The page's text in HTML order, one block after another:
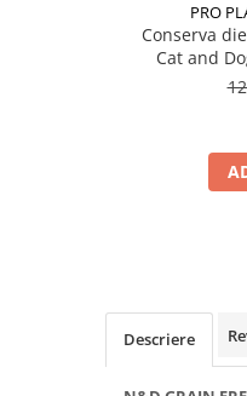
PRO
Conserva
Cat and
Descriere